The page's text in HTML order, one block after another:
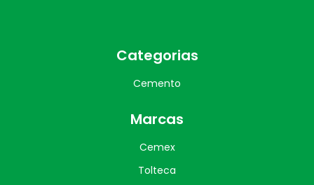
Categorias
Cemento
Marcas
Cemex
Tolteca